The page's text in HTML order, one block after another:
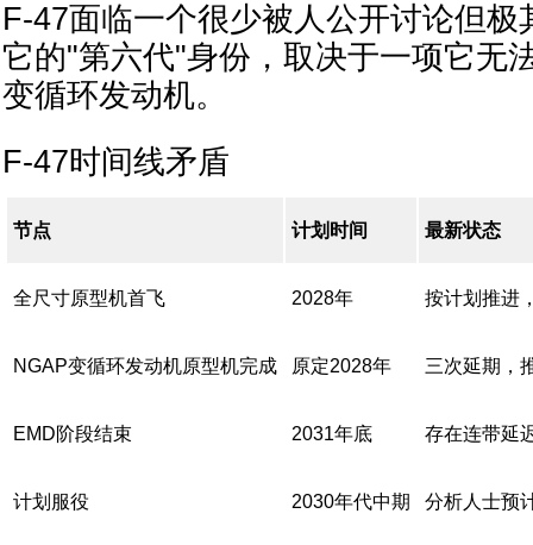
F-47面临一个很少被人公开讨论但
它的"第六代"身份，取决于一项它无
变循环发动机。
F-47时间线矛盾
节点 计划时间 最新状态
全尺寸原型机首飞 2028年 按计划推进
NGAP变循环发动机原型机完成 原定2028年 三次延期，
EMD阶段结束 2031年底 存在连带延
计划服役 2030年代中期 分析人士预